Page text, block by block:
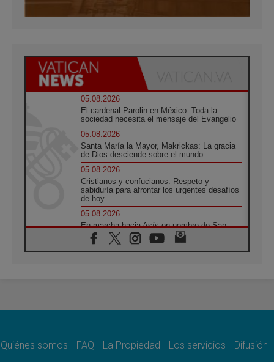
05.08.2026
El cardenal Parolin en México: Toda la
sociedad necesita el mensaje del Evangelio
05.08.2026
Santa María la Mayor, Makrickas: La gracia
de Dios desciende sobre el mundo
05.08.2026
Cristianos y confucianos: Respeto y
sabiduría para afrontar los urgentes desafíos
de hoy
05.08.2026
En marcha hacia Asís en nombre de San
Francisco, a la espera de León
05.08.2026
quienes bendicen la guerra
Quiénes somos FAQ La Propiedad Los servicios
Difusión